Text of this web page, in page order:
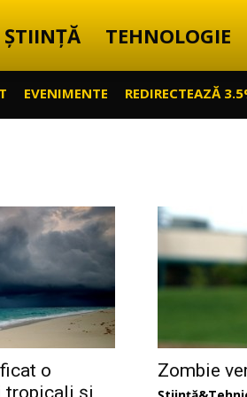
Știință
ȘTIINȚĂ TEHNOLOGIE
EVENIMENTE REDIRECTEAZĂ
o
tropicali şi
Zombie